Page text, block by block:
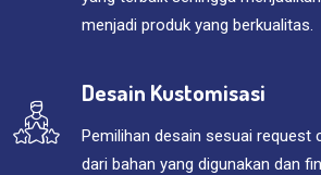
menjadi produk yang berkualitas.
Desain Kustomisasi
Pemilihan desain sesuai request
dari bahan yang digunakan dan